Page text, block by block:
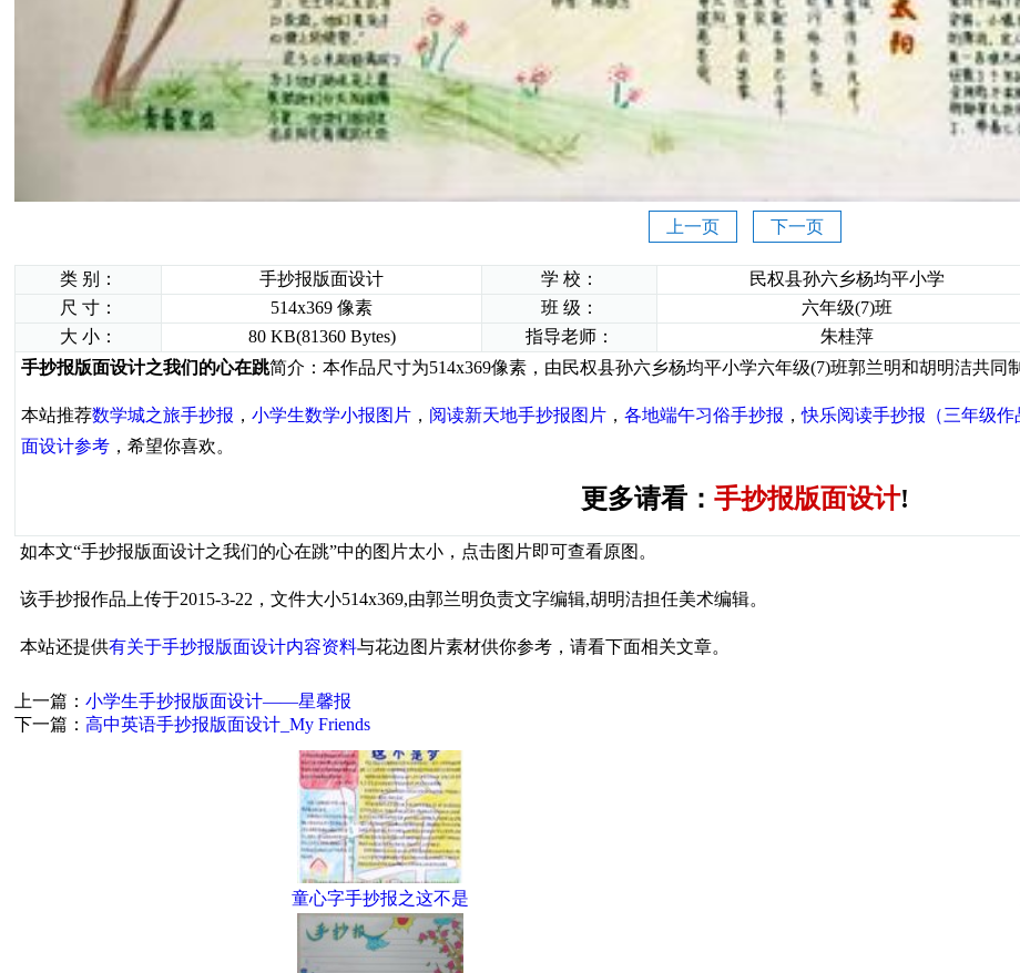
上一页 下一页
类 别： 手抄报版面设计 学 校： 民权县孙六乡杨均平小学
尺 寸：
514x369 像素 班 级： 六年级(7)班
大 小：
80 KB(81360 Bytes) 指导老师： 朱桂萍
手抄报版面设计之我们的心在跳简介：本作品尺寸为514x369像素，由民权县孙六乡杨均平小学六年级(7)班郭兰明和胡明洁共同
本站推荐数学城之旅手抄报 ，小学生数学小报图片 ， 阅读新天地手抄报图片 ，各地端午习俗手抄报 ，快乐阅读手抄报（三年级作
面设计参考 ，希望你喜欢。
更多请看： 手抄报版面设计!
如本文“手抄报版面设计之我们的心在跳”中的图片太小，点击图片即可查看原图。
该手抄报作品上传于2015-3-22，文件大小514x369,由郭兰明负责文字编辑,胡明洁担任美术编辑。
本站还提供有关于手抄报版面设计内容资料与花边图片素材供你参考，请看下面相关文章。
上一篇：小学生手抄报版面设计——星馨报
下一篇：高中英语手抄报版面设计_My Friends
童心字手抄报之这不是